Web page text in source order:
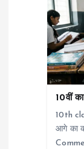
10वीं
10th
आगे का